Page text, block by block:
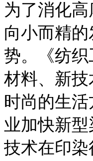
为了消化
向小而精
势。《纺
材料、新
时尚的生
业加快新型
技术在印